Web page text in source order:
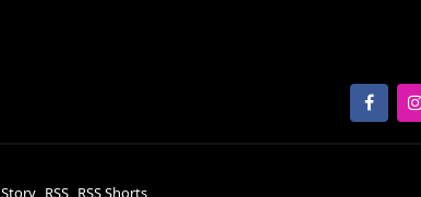
Story RSS RSS Shorts